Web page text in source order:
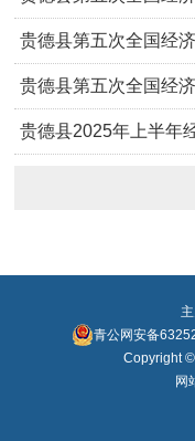
第二产业基本情况
贵德县第五次全国经
单位基本情况
贵德县第五次全国经
贵德县第五次全国经
贵德县2025年上半年
青公网安备
Copyright
网